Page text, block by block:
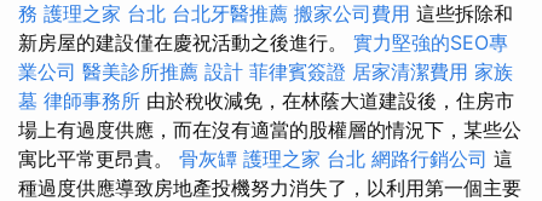
務 護理之家 台北 台北牙醫推薦 搬家公司費用 這些拆除和
新房屋的建設僅在慶祝活動之後進行。 實力堅強的SEO專
業公司 醫美診所推薦 設計 菲律賓簽證 居家清潔費用 家族
墓 律師事務所 由於稅收減免，在林蔭大道建設後，住房市
場上有過度供應，而在沒有適當的股權層的情況下，某些公
寓比平常更昂貴。 骨灰罈 護理之家 台北 網路行銷公司 這
種過度供應導致房地產投機努力消失了，以利用第一個主要